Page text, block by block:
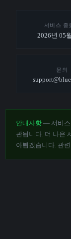
서비스 종
2026년 05
문의
안내사항 — 서비스
관됩니다. 더 나은
아뵙겠습니다. 관